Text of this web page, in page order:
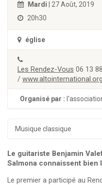
Mardi | 27 Août, 2019
20h30
église
Les Rendez-Vous 06 13
/ www.altointernational.org
Organisé par :
Musique classique
Le guitariste Benjamin
Salmona connaissent bien
Le premier a participé au